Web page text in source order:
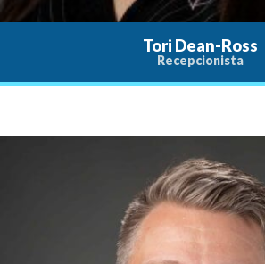
Tori Dean-Ross
Recepcionista